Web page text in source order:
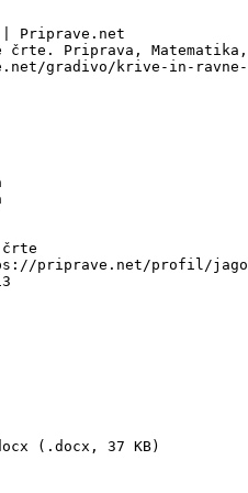
Priprava,
gradivo/krive-in-
priprave.net/profil/
(.docx, 37 KB)